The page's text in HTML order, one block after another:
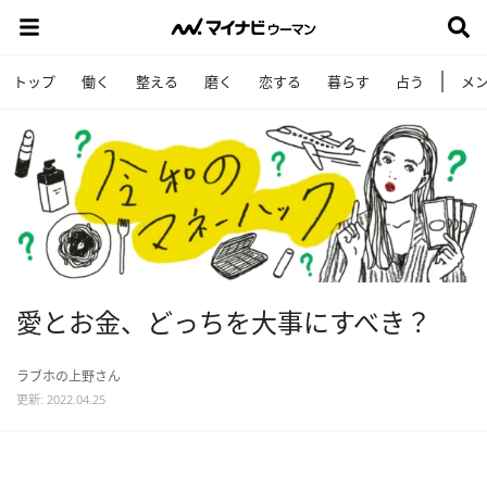
トップ 働く 整える 磨く 恋する 暮らす 占う メ
愛とお金、どっちを大事にすべき？
ラブホの上野さん
更新: 2022.04.25